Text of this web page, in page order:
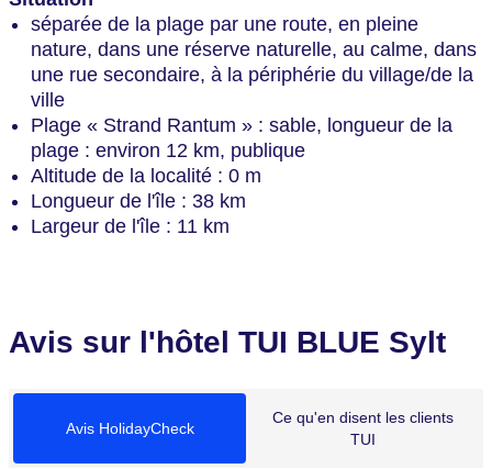
séparée de la plage par une route, en pleine
nature, dans une réserve naturelle, au calme, dans
une rue secondaire, à la périphérie du village/de la
ville
Plage « Strand Rantum » : sable, longueur de la
plage : environ 12 km, publique
Altitude de la localité : 0 m
Longueur de l'île : 38 km
Largeur de l'île : 11 km
Avis sur l'hôtel TUI BLUE Sylt
Avis HolidayCheck
Ce qu'en disent les clients
TUI